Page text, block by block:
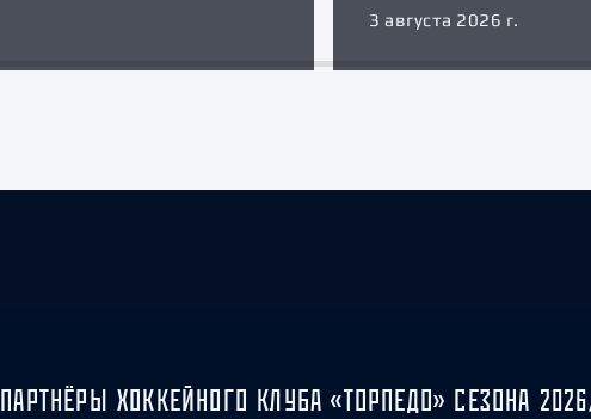
3 августа 2026 г.
ПАРТНЁРЫ ХОККЕЙНОГО КЛУБА «ТОРПЕДО» СЕЗОНА